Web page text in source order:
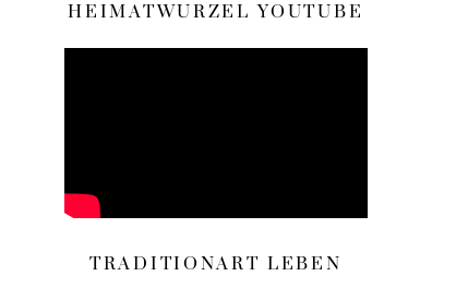
HEIMATWURZEL YOUTUBE
TRADITIONART LEBEN